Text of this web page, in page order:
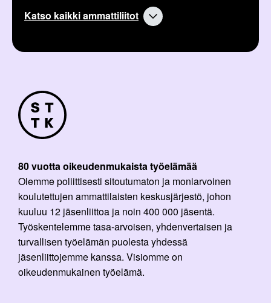
Katso kaikki ammattiliitot
80 vuotta oikeudenmukaista työelämää
Olemme poliittisesti sitoutumaton ja moniarvoinen
koulutettujen ammattilaisten keskusjärjestö, johon
kuuluu 12 jäsenliittoa ja noin 400 000 jäsentä.
Työskentelemme tasa-arvoisen, yhdenvertaisen ja
turvallisen työelämän puolesta yhdessä
jäsenliittojemme kanssa. Visiomme on
oikeudenmukainen työelämä.